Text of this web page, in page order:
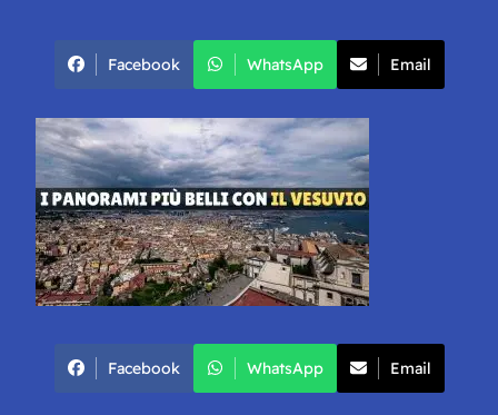
Facebook WhatsApp Email
Facebook WhatsApp Email